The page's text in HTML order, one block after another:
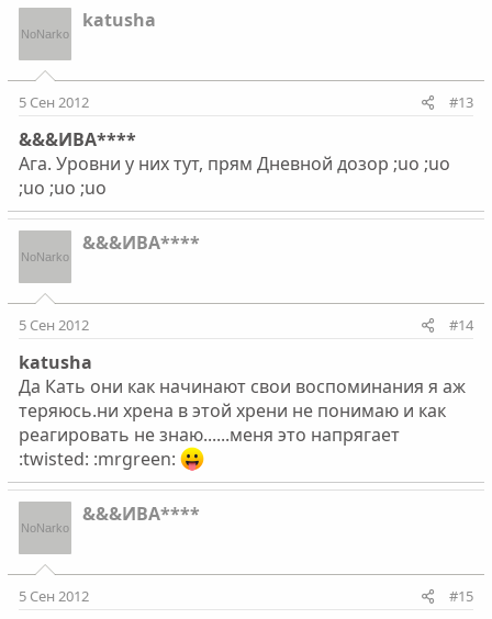
katusha
5 Сен 2012 #13
&&&ИВА****
Ага. Уровни у них тут, прям Дневной дозор ;uo ;uo
;uo ;uo ;uo
&&&ИВА****
5 Сен 2012 #14
katusha
Да Кать они как начинают свои воспоминания я аж
теряюсь.ни хрена в этой хрени не понимаю и как
реагировать не знаю......меня это напрягает
:twisted: :mrgreen:
&&&ИВА****
5 Сен 2012 #15